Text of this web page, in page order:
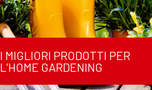
I MIGLIORI PRODOTTI PER
L’HOME GARDENING